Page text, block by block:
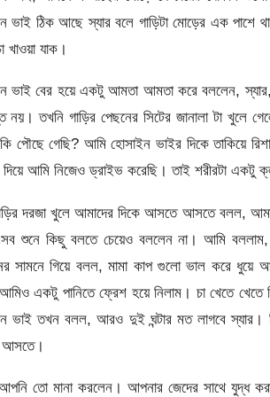
ভাই ঠিক আছে স্যার বলে গাড়িটা মোড়ের এক পাশে
খাওয়া যাক।
ভাই বের হয়ে একটু আমতা আমতা করে বললেন, স্যার,
তখনি গাড়ির পেছনের সিটের জানালা টা খুলে
পৌছে গেছি? আমি হোসাইন ভাইর দিকে তাকিয়ে
দিয়ে আমি নিজেও ড্রাইভ করেছি। তাই শরীরটা একটু
দরজা খুলে আমাদের দিকে আসতে আসতে বলল,
শুনে কিছু বলতে চেয়েও বললেন না। আমি বললাম,
সামনে গিয়ে বলল, মামা কাপ গুলো ভাল করে ধুয়ে
একটু পানিতে ফ্রেশ হয়ে নিলাম। চা খেতে
ভাই তখন বলল, আরও দুই ঘন্টার মত লাগবে স্যার।
আসতে।
তো মানা করলেন। আপনার জেদের সাথে যুদ্ধ